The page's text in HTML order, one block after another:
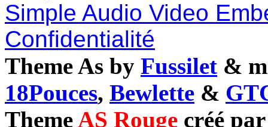
Simple Audio Video
Confidentialité
Theme As by Fussilet &
18Pouces, Bewlette &
ThemeAS Rouge créé